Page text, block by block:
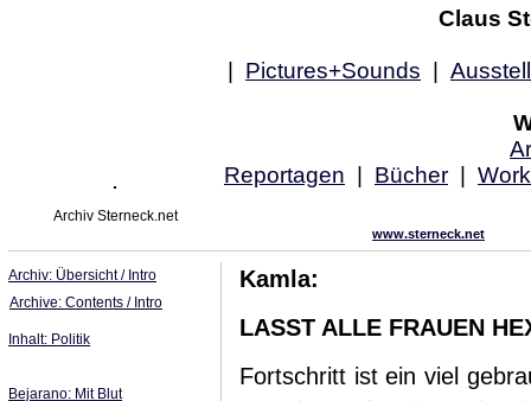
Claus
Pictures+Sounds
Reportagen
Bücher
Archiv Sterneck.net
www.sterneck.net
Archiv: Übersicht / Intro
Archive: Contents / Intro
Inhalt: Politik
Bejarano: Mit Blut
Kamla:
LASST ALLE FRAUEN
Fortschritt ist ein viel